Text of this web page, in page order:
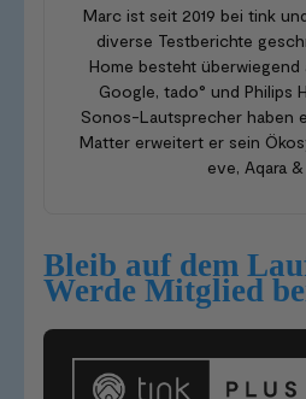
Marc ist seit 2019 bei tink
diverse Testberichte
Home besteht
Google, tado° und Philips
Sonos-Lautsprecher haben
Matter erweitert er sein
eve, Aqara &
Bleib auf dem
Werde Mitglied